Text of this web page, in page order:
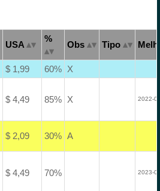
USA
%
Obs Tipo
$ 1,99 60%
X
$ 4,49 85% X 2022-
$ 2,09 30% A
$ 4,49 70% 2023-